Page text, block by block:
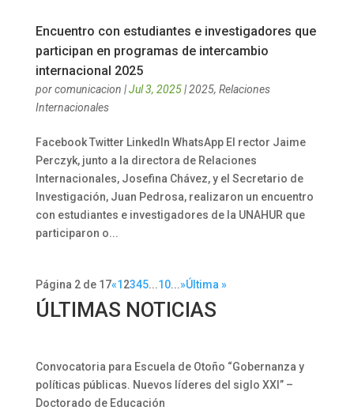
Encuentro con estudiantes e investigadores que
participan en programas de intercambio
internacional 2025
porcomunicacion |Jul 3, 2025|2025, Relaciones
Internacionales
Facebook Twitter LinkedIn WhatsApp El rector Jaime
Perczyk, junto a la directora de Relaciones
Internacionales, Josefina Chávez, y el Secretario de
Investigación, Juan Pedrosa, realizaron un encuentro
con estudiantes e investigadores de la UNAHUR que
participaron o...
Página 2 de 17«1 2345...10...»Última »
ÚLTIMAS NOTICIAS
Convocatoria para Escuela de Otoño “Gobernanza y
políticas públicas. Nuevos líderes del siglo XXI” –
Doctorado de Educación